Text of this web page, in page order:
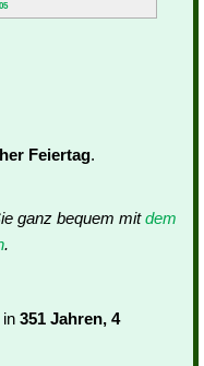
Feiertag.
ganz bequem mitdem
.
in 351 Jahren, 4